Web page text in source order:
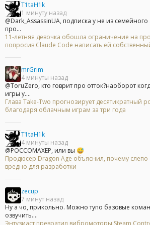
T1taH1k
1 минуту назад
@Dark_AssassinUA, подписка у не из
про...
11-летняя девочка обошла ограничение на
попросив Claude Code написать ей
mrGrim
4 минуты назад
@ToruZero, кто говрит про отток?наоборот
игры у....
Глава Take-Two прогнозирует десятикратный
благодаря облачным играм за три года
T1taH1k
4 минуты назад
@POCCOMAXEP, или вы 😅
Продюсер Dragon Age объяснил, почему слепо
вредно для разработки
zecup
7 минут назад
Ну а чо, прикольно. Можно тупо базовые
озвучить....